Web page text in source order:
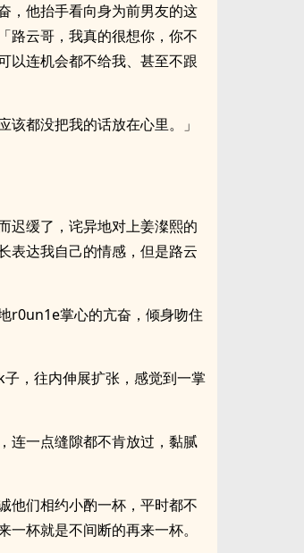
，他抬手看向身为前男友的这
路云哥，我真的很想你，你不
以连机会都不给我、甚至不跟
都没把我的话放在心里。」
迟缓了，诧异地对上姜澯熙的
表达我自己的情感，但是路云
r0un1e掌心的亢奋，倾身吻住
，往内伸展扩张，感觉到一掌
连一点缝隙都不肯放过，黏腻
他们相约小酌一杯，平时都不
杯就是不间断的再来一杯。